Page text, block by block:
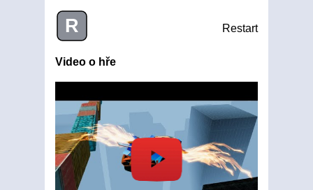
R Restart
Video o hře